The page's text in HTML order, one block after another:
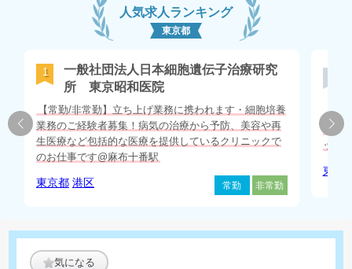
人気求人ランキング
東京都
1
一般社団法人日本細胞遺伝子治療研究
所 東京昭和医院
【常勤/非常勤】立ち上げ業務に携われます・細胞培養
業務のご経験者募集！病気の治療から予防、美容や再
生医療など包括的な医療を提供しているクリニックで
のお仕事です@麻布十番駅
東京都 港区 常勤 非常勤
【常
の経
ック
東京
気になる